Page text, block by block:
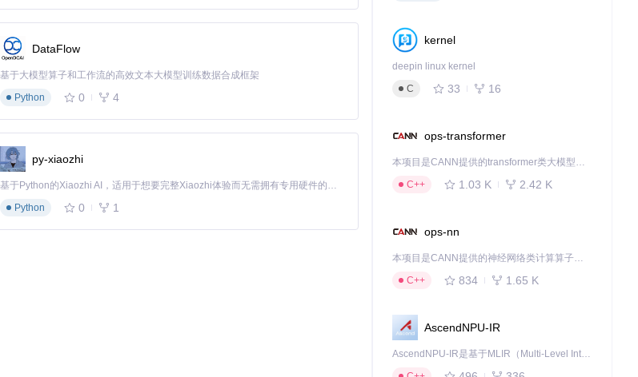
DataFlow
基于大模型算子和工作流的高效文本大模型训练数据合成框架
Python
0 4
py-xiaozhi
基于Python的Xiaozhi AI，适用于想要完整Xiaozhi体验而无需拥有专用硬件的用户。
Python
0 1
kernel
deepin linux kernel
C
33 16
ops-transformer
本项目是CANN提供的transformer类大模型算子库，实现网络在NPU上加速计算。
C++
1.03 K 2.42 K
ops-nn
本项目是CANN提供的神经网络类计算算子库，实现网络在NPU上加速计算。
C++
834 1.65 K
AscendNPU-IR
AscendNPU-IR是基于MLIR（Multi-Level Intermediate Representation）构建的，面向昇腾亲和算子编译时使用的中间表示，提供昇腾完备表达能力，通过编译优化提升昇腾AI处理器计算效率，支持通过生态框架使能昇腾AI处理器与深度调优